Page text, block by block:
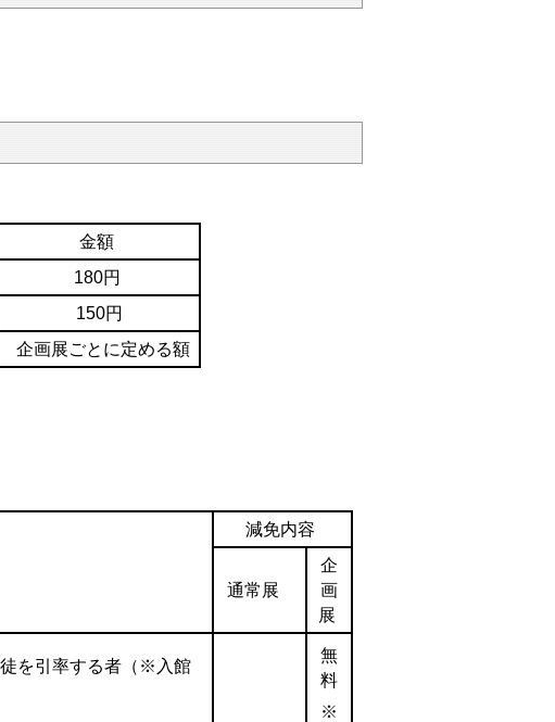
金額
180円
150円
企画展ごとに定める額
減免内容
通常展
企
画
展
徒を引率する者（※入館
無
料
※